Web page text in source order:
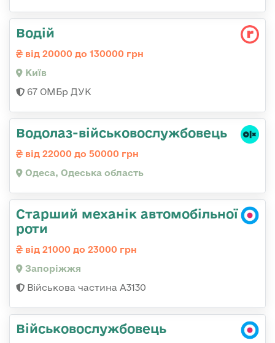
Водій
від 20000 до 130000 грн
Київ
67 ОМБр ДУК
Водолаз-військовослужбовець
від 22000 до 50000 грн
Одеса, Одеська область
Старший механік автомобільної
роти
від 21000 до 23000 грн
Запоріжжя
Військова частина А3130
Військовослужбовець